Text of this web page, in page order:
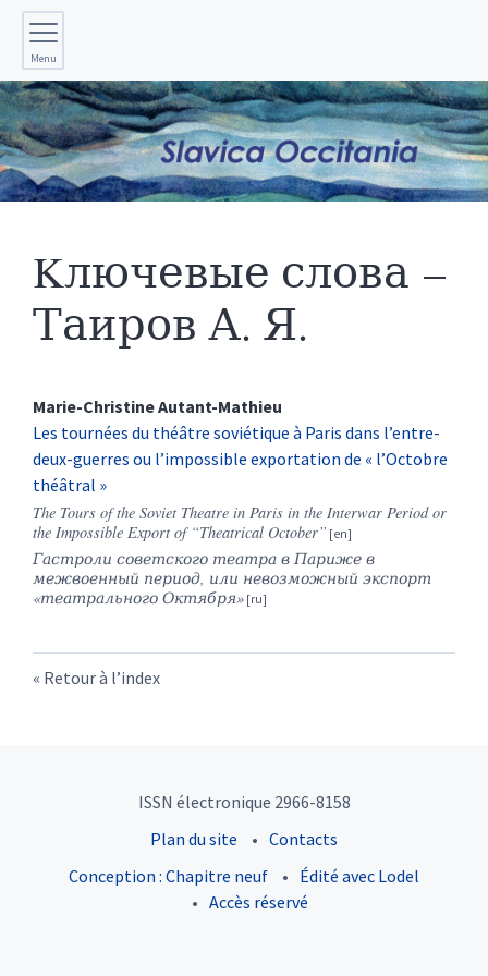
Menu
Kлючевые слова –
Таиров А. Я.
Marie-ChristineAutant-Mathieu
Les tournées du théâtre soviétique à Paris dans l’entre-
deux-guerres ou l’impossible exportation de « l’Octobre
théâtral »
The Tours of the Soviet Theatre in Paris in the Interwar Period or
the Impossible Export of “Theatrical October”
Гастроли советского театра в Париже в
межвоенный период, или невозможный экспорт
«театрального Октября»
Retour à l’index
ISSN électronique 2966-8158
Plan du site
Contacts
Conception : Chapitre neuf
Édité avec Lodel
Accès réservé